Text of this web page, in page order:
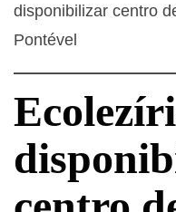
disponibilizar centro
Pontével